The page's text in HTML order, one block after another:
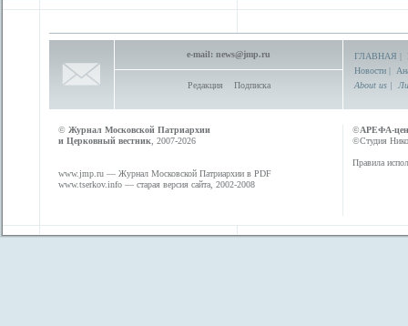
e-mail: news@jmp.ru
Редакция Подписка
ГЛАВНАЯ |
Новости |
About us |
© Журнал Московской Патриархии
и Церковный вестник , 2007-2026
www.jmp.ru — Журнал Московской Патриархии в PDF
www.tserkov.info — старая версия сайта, 2002-2008
©АРЕФА-
©Студия
Правила